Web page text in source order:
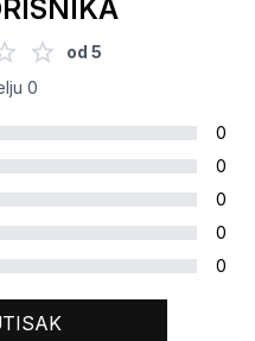
od 5
0
0
0
0
0
0